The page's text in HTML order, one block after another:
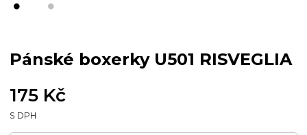
Pánské boxerky U501 RISVEGLIA
175 Kč
S DPH